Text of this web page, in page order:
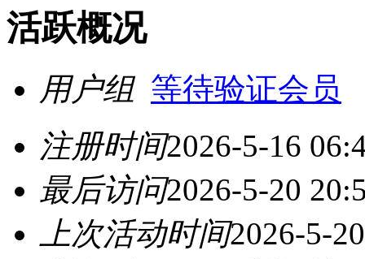
活跃概况
用户组 等待验证会员
注册时间2026-5-16
最后访问2026-5-20
上次活动时间2026-5-